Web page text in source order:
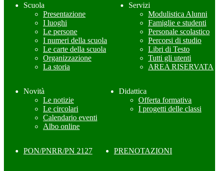
Scuola
Presentazione
I luoghi
Le persone
I numeri della scuola
Le carte della scuola
Organizzazione
La storia
Servizi
Modulistica Alunni
Famiglie e studenti
Personale scolastico
Percorsi di studio
Libri di Testo
Tutti gli utenti
AREA RISERVATA
Novità
Le notizie
Le circolari
Calendario eventi
Albo online
Didattica
Offerta formativa
I progetti delle classi
PON/PNRR/PN 2127 PRENOTAZIONI